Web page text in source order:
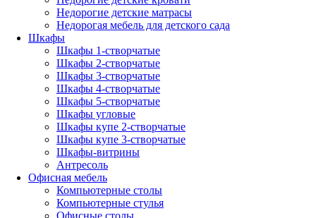
Недорогие детские матрасы
Недорогая мебель для детского сада
Шкафы
Шкафы 1-створчатые
Шкафы 2-створчатые
Шкафы 3-створчатые
Шкафы 4-створчатые
Шкафы 5-створчатые
Шкафы угловые
Шкафы купе 2-створчатые
Шкафы купе 3-створчатые
Шкафы-витрины
Антресоль
Офисная мебель
Компьютерные столы
Компьютерные стулья
Офисные столы